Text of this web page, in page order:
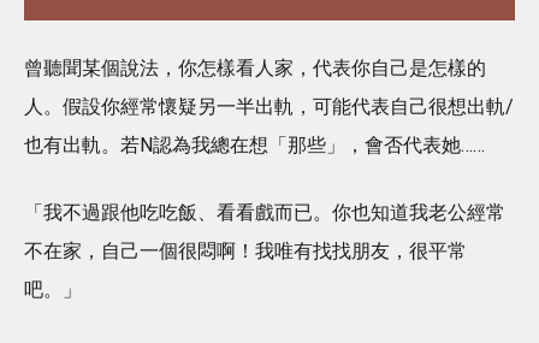
曾聽聞某個說法，你怎樣看人家，代表你自己是怎樣的
人。假設你經常懷疑另一半出軌，可能代表自己很想出軌/
也有出軌。若N認為我總在想「那些」，會否代表她……
「我不過跟他吃吃飯、看看戲而已。你也知道我老公經常
不在家，自己一個很悶啊！我唯有找找朋友，很平常
吧。」